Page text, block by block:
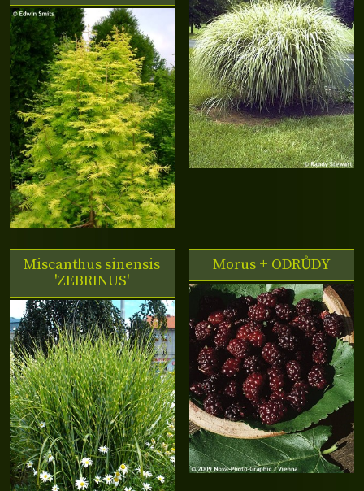
Miscanthus sinensis
'ZEBRINUS'
Morus + ODRŮDY